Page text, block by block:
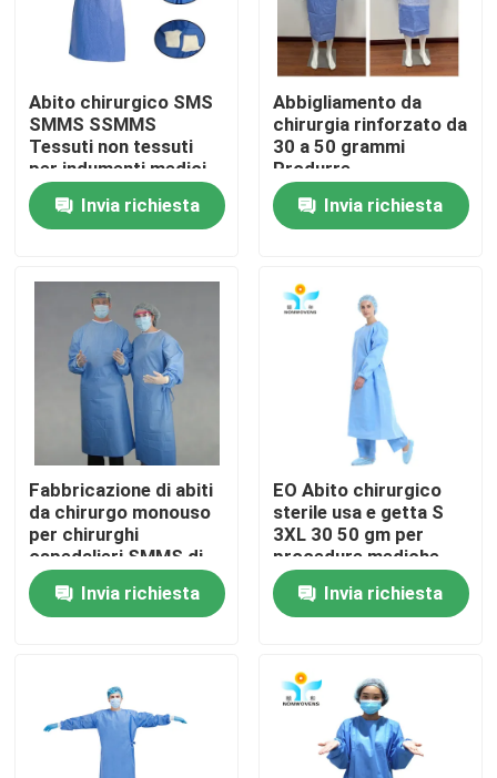
Casa
Prodotti
Giro della fabbrica
Controllo di qualità
Contattici
Richieda una citazione
Vestiti protettivi eliminabili
Tuta protettiva eliminabile
Abito chirurgico SMS
SMMS SSMMS
Tessuti non tessuti
per indumenti medici
usa e getta
Invia richiesta
Abbigliamento da
chirurgia rinforzato da
30 a 50 grammi
Produrre
abbigliamento
protettivo sterile / non
sterile
Invia richiesta
Fabbricazione di abiti
da chirurgo monouso
per chirurghi
ospedalieri SMMS di
materiale non tessuto
Invia richiesta
EO Abito chirurgico
sterile usa e getta S
3XL 30 50 gm per
procedure mediche
Invia richiesta